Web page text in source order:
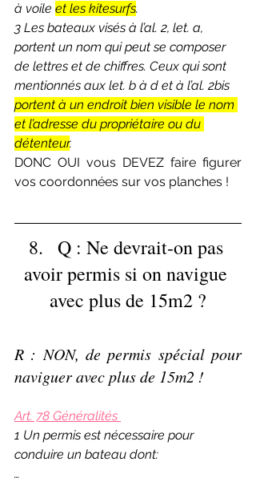
à voile et les kitesurfs.
3 Les bateaux visés à l’al. 2, let. a,
portent un nom qui peut se composer
de lettres et de chiffres. Ceux qui sont
mentionnés aux let. b à d et à l’al. 2bis
portent à un endroit bien visible le nom
et l’adresse du propriétaire ou du
détenteur.
DONC OUI vous DEVEZ faire figurer
vos coordonnées sur vos planches !
8.   Q : Ne devrait-on pas
avoir permis si on navigue
avec plus de 15m2 ?
R : NON, de permis spécial pour
naviguer avec plus de 15m2 !
Art. 78 Généralités
1 Un permis est nécessaire pour
conduire un bateau dont:
…